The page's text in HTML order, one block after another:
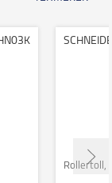
Rollertoll,